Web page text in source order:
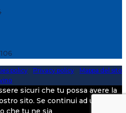
policy Privacy policy
Mappa del sito
sicuri che tu possa avere la
sito. Se continui ad utilizzare
che tu ne sia